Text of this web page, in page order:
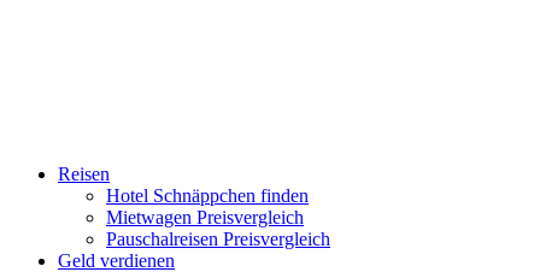
Reisen
Hotel Schnäppchen finden
Mietwagen Preisvergleich
Pauschalreisen Preisvergleich
Geld verdienen